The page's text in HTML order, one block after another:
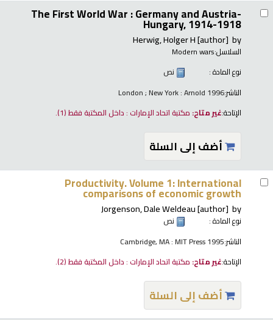
The First World War : Germany and Austria-
Hungary, 1914-1918
by
Herwig, Holger H[author]
السلاسل:Modern wars
نوع المادة :
نص
الناشر:London ; New York : Arnold 1996
الإتاحة:غير متاح: مكتبة اتحاد الإمارات : داخل المكتبة فقط(1).
أضف إلى السلة
Productivity. Volume 1: International
comparisons of economic growth
by
Jorgenson, Dale Weldeau[author]
نوع المادة :
نص
الناشر:Cambridge, MA : MIT Press 1995
الإتاحة:غير متاح: مكتبة اتحاد الإمارات : داخل المكتبة فقط(2).
أضف إلى السلة